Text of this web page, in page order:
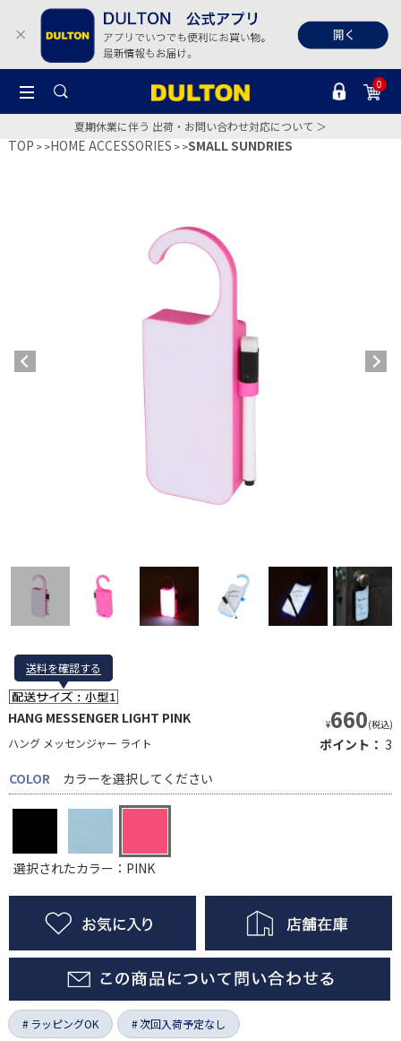
0
夏期休業に伴う 出荷・お問い合わせ対応について ＞
TOP >HOME ACCESSORIES >SMALL SUNDRIES
送料を確認する
送料を確認する
HANG MESSENGER LIGHT PINK
ハング メッセンジャー ライト
¥660(税込)
ポイント： 3
COLOR
カラーを選択してください
選択されたカラー：PINK
ラッピングOK 次回入荷予定なし